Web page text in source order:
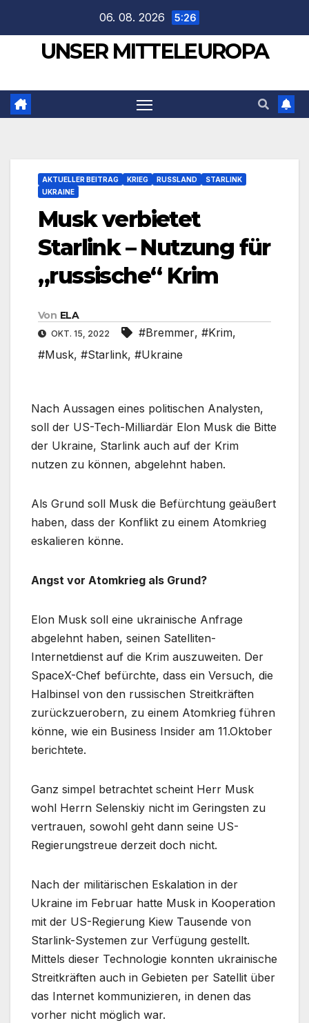
springen
06. 08. 2026 5:26
UNSER MITTELEUROPA
AKTUELLER BEITRAG KRIEG RUSSLAND
STARLINK
UKRAINE
Musk verbietet
Starlink – Nutzung für
„russische“ Krim
Von ELA
OKT. 15, 2022 #Bremmer, #Krim,
#Musk, #Starlink, #Ukraine
Nach Aussagen eines politischen Analysten,
soll der US-Tech-Milliardär Elon Musk die Bitte
der Ukraine, Starlink auch auf der Krim
nutzen zu können, abgelehnt haben.
Als Grund soll Musk die Befürchtung geäußert
haben, dass der Konflikt zu einem Atomkrieg
eskalieren könne.
Angst vor Atomkrieg als Grund?
Elon Musk soll eine ukrainische Anfrage
abgelehnt haben, seinen Satelliten-
Internetdienst auf die Krim auszuweiten. Der
SpaceX-Chef befürchte, dass ein Versuch, die
Halbinsel von den russischen Streitkräften
zurückzuerobern, zu einem Atomkrieg führen
könne, wie ein Business Insider am 11.Oktober
berichtete.
Ganz simpel betrachtet scheint Herr Musk
wohl Herrn Selenskiy nicht im Geringsten zu
vertrauen, sowohl geht dann seine US-
Regierungstreue derzeit doch nicht.
Nach der militärischen Eskalation in der
Ukraine im Februar hatte Musk in Kooperation
mit der US-Regierung Kiew Tausende von
Starlink-Systemen zur Verfügung gestellt.
Mittels dieser Technologie konnten ukrainische
Streitkräften auch in Gebieten per Satellit über
das Internet kommunizieren, in denen das
vorher nicht möglich war.